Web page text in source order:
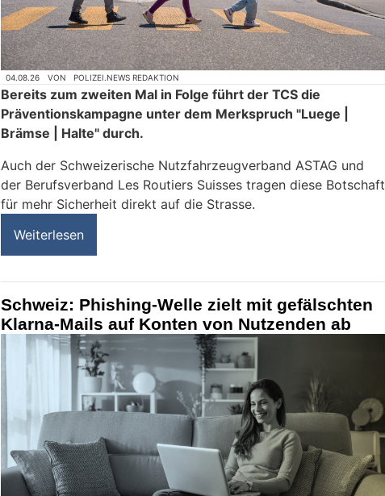
04.08.26 VON POLIZEI.NEWS REDAKTION
Bereits zum zweiten Mal in Folge führt der TCS die
Präventionskampagne unter dem Merkspruch "Luege |
Brämse | Halte" durch.
Auch der Schweizerische Nutzfahrzeugverband ASTAG und
der Berufsverband Les Routiers Suisses tragen diese Botschaft
für mehr Sicherheit direkt auf die Strasse.
Weiterlesen
Schweiz: Phishing-Welle zielt mit gefälschten
Klarna-Mails auf Konten von Nutzenden ab